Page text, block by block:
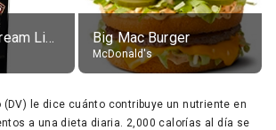
Original Irish Cream Liqueur (17% alc.) Big Mac Burger
McDonald's
(DV) le dice cuánto contribuye un nutriente en
a una dieta diaria. 2,000 calorías al día se